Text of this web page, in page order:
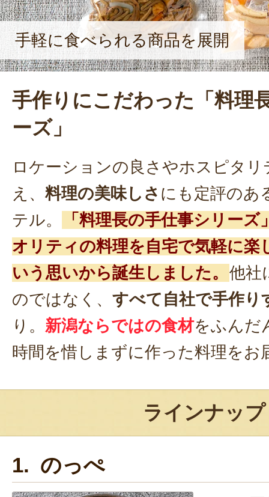
手軽に食べられる商品を展開
手作りにこだわった「料理
ーズ」
ロケーションの良さやホスピタ
え、 料理の美味しさ にも定評のあ
テル。
「料理長の手仕事シリー
オリティの料理を自宅で気軽に楽
いう思いから誕生しました。 他社
のではなく、 すべて自社で手作り
り。 新潟ならではの食材をふんだ
時間を惜しまずに作った料理をお
ラインナップ
1. のっぺ